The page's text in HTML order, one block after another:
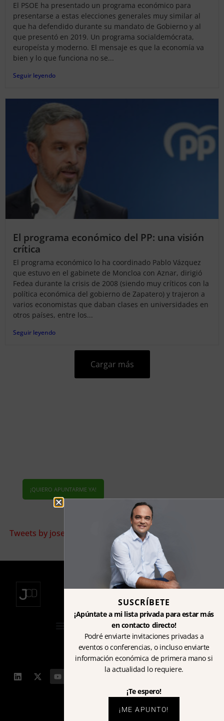
El PSOE ha presentado un programa económico para
presentarse a estas elecciones generales muy similar al
que ha defendido durante su mandato de Gobierno y al
que presentó en 2019. Un programa socialdemócrata,
europeísta y moderno. El mensaje es que la economía va
bien y lo que funciona no se...
Seguir leyendo
El programa económico del PP: una visión
crítica
El programa económico lo ha coordinado Pablo Vázquez
que estuvo en el gabinete de Moncloa con Aznar, dirigió
Fedea durante la crisis de 2008 (siendo muy críticos con la
política económica del gobierno de Zapatero) y trajeron a
varios economistas que daban clases en universidades en
otros países, entre los...
Seguir leyendo
Cargar más
¡QUIERO APUNTARME YA!
Tweets by josecdiez
Email: blogjcdiez@gmail.com
Copyright 2023 © José Carlos Díez
SUSCRÍBETE
¡Apúntate a mi lista privada para estar más
en contacto directo!
Podré enviarte invitaciones privadas a
eventos o conferencias, o incluso enviarte
información económica de primera mano si
la actualidad lo requiere.
¡Te espero!
¡ME APUNTO!